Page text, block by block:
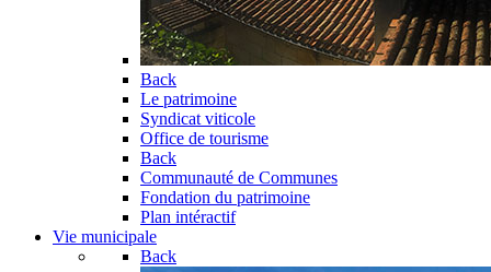
Back
Le patrimoine
Syndicat viticole
Office de tourisme
Back
Communauté de Communes
Fondation du patrimoine
Plan intéractif
Vie municipale
Back